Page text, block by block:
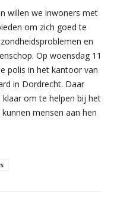
willen we inwoners met
om zich goed te
en
Op woensdag 11
polis in het kantoor van
in Dordrecht. Daar
klaar om te helpen bij het
mensen aan hen